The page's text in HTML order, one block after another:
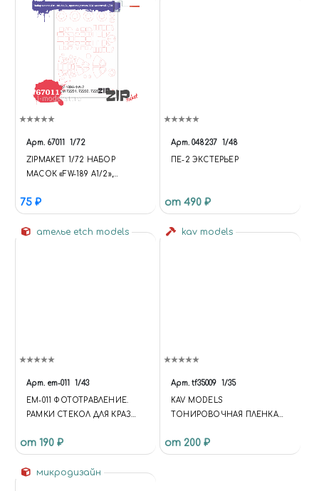
Арт. 67011 1/72
ZIPMAKET 1/72 НАБОР
МАСОК «FW-189 A1/2»,
75 ₽
Арт. 048237 1/48
ПЕ-2 ЭКСТЕРЬЕР
от 490 ₽
ателье etch models
Арт. em-011 1/43
EM-011 ФОТОТРАВЛЕНИЕ.
РАМКИ СТЕКОЛ ДЛЯ КРАЗ
от 190 ₽
kav models
Арт. tf35009 1/35
KAV MODELS
ТОНИРОВОЧНАЯ ПЛЕНКА
от 200 ₽
микродизайн